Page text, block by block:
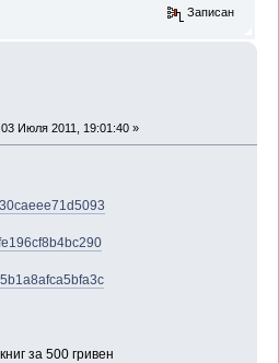
Записан
03 Июля 2011, 19:01:40 »
за 500 гривен